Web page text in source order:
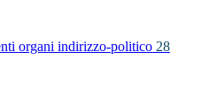
organi indirizzo-politico 28